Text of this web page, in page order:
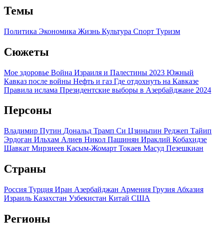
Темы
Политика Экономика Жизнь Культура Спорт Туризм
Сюжеты
Мое здоровье Война Израиля и Палестины 2023 Южный
Кавказ после войны Нефть и газ Где отдохнуть на Кавказе
Правила ислама Президентские выборы в Азербайджане 2024
Персоны
Владимир Путин Дональд Трамп Си Цзиньпин Реджеп Тайип
Эрдоган Ильхам Алиев Никол Пашинян Ираклий Кобахидзе
Шавкат Мирзиеев Касым-Жомарт Токаев Масуд Пезешкиан
Страны
Россия Турция Иран Азербайджан Армения Грузия Абхазия
Израиль Казахстан Узбекистан Китай США
Регионы